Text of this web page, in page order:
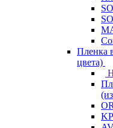
Пленка
цвета)